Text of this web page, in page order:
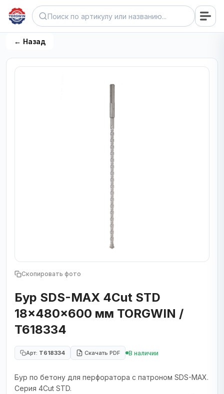
← Назад
Скопировать фото
Бур SDS-MAX 4Cut STD
18x480x600 мм TORGWIN /
T618334
Арт: T618334 Скачать PDF В наличии
Бур по бетону для перфоратора с патроном SDS-MAX.
Серия 4Cut STD.